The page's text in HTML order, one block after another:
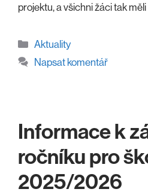
projektu, a všichni žáci tak
Rubriky
Aktuality
Napsat komentář
Informace k
ročníku pro
2025/2026